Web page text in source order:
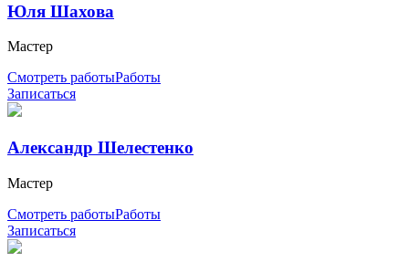
Юля Шахова
Мастер
Смотреть работыРаботы
Записаться
Александр Шелестенко
Мастер
Смотреть работыРаботы
Записаться